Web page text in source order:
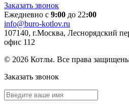
Заказать звонок
Ежедневно с 9:00 до 22:00
info@buro-kotlov.ru
107140, г.Москва, Леснорядский
офис 112
© 2026 Котлы. Все права
Заказать звонок